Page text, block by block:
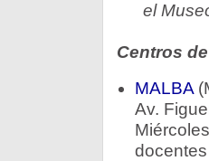
el
Centros
MALBA
Av.